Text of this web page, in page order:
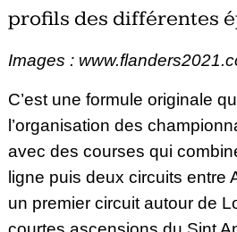
profils des différentes
Images :
C’est une formule originale
l’organisation des
avec des courses qui
ligne puis deux circuits entre
un premier circuit autour de